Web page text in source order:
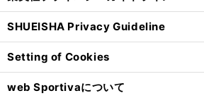
SHUEISHA Privacy Guideline
Setting of Cookies
web Sportivaについて